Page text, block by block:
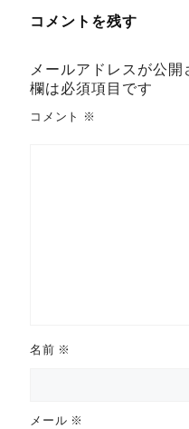
ー
シ
ョ
ン
コメントを残す
メールアドレスが公開
欄は必須項目です
コメント ※
名前 ※
メール ※